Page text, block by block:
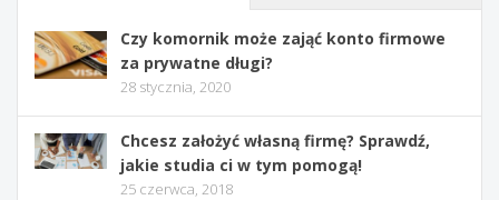
Czy komornik może zająć konto firmowe
za prywatne długi?
28 stycznia, 2020
Chcesz założyć własną firmę? Sprawdź,
jakie studia ci w tym pomogą!
25 czerwca, 2018